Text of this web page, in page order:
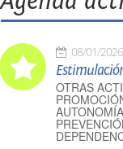
08/01/2026
OTRAS